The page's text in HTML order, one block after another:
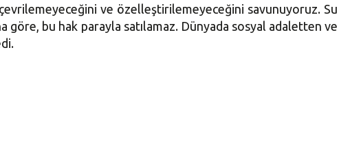
ve özelleştirilemeyeceğini savunuyoruz. Su
göre, bu hak parayla satılamaz. Dünyada sosyal adaletten ve